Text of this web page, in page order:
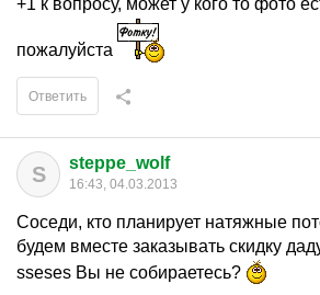
+1 к вопросу, может у кого то фото
пожалуйста
Ответить
S steppe_wolf
16:43, 04.03.2013
Соседи, кто планирует натяжные
будем вместе заказывать скидку
sseses Вы не собираетесь?